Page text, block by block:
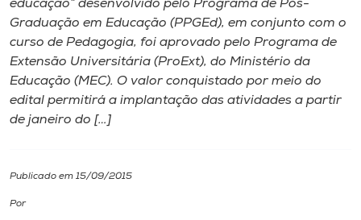
Unoesc
Internacionalização
I.nova
Cultura
educação” desenvolvido pelo Programa de Pós-
Graduação em Educação (PPGEd), em conjunto com o
curso de Pedagogia, foi aprovado pelo Programa de
Extensão Universitária (ProExt), do Ministério da
Educação (MEC). O valor conquistado por meio do
edital permitirá a implantação das atividades a partir
de janeiro do […]
Publicado em 15/09/2015
Por